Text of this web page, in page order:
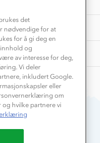
med
det
nødvendige for at
for å gi deg en
og
av interesse for deg,
Vi deler
inkludert Google.
eller
om
hvilke partnere vi